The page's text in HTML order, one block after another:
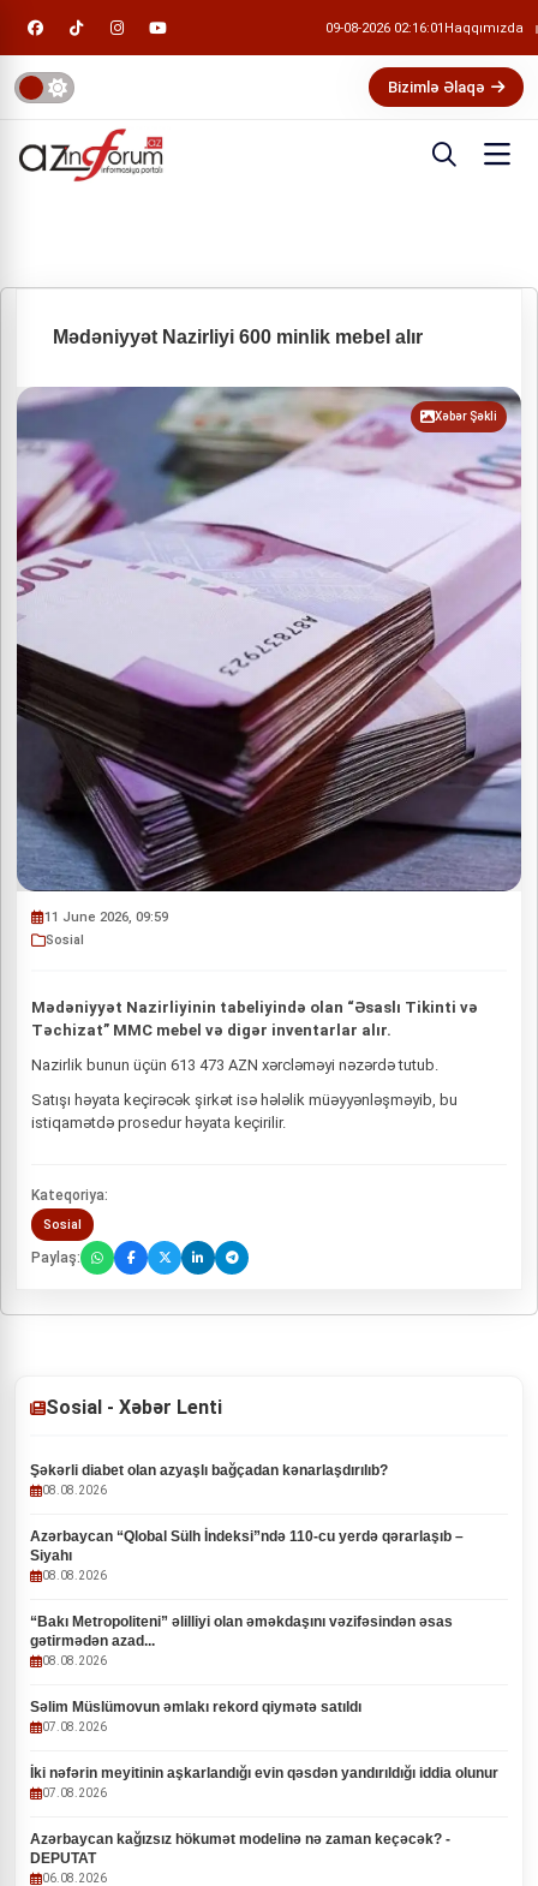
09-08-2026 02:16:01 Haqqımızda
Bizimlə Əlaqə
Mədəniyyət Nazirliyi 600 minlik mebel alır
Xəbər Şəkli
11 June 2026, 09:59
Sosial
Mədəniyyət Nazirliyinin tabeliyində olan “Əsaslı Tikinti və
Təchizat” MMC mebel və digər inventarlar alır.
Nazirlik bunun üçün 613 473 AZN xərcləməyi nəzərdə tutub.
Satışı həyata keçirəcək şirkət isə hələlik müəyyənləşməyib, bu
istiqamətdə prosedur həyata keçirilir.
Kateqoriya:
Sosial
Paylaş:
Sosial - Xəbər Lenti
Şəkərli diabet olan azyaşlı bağçadan kənarlaşdırılıb?
08.08.2026
Azərbaycan “Qlobal Sülh İndeksi”ndə 110-cu yerdə qərarlaşıb –
Siyahı
08.08.2026
“Bakı Metropoliteni” əlilliyi olan əməkdaşını vəzifəsindən əsas
gətirmədən azad...
08.08.2026
Səlim Müslümovun əmlakı rekord qiymətə satıldı
07.08.2026
İki nəfərin meyitinin aşkarlandığı evin qəsdən yandırıldığı iddia olunur
07.08.2026
Azərbaycan kağızsız hökumət modelinə nə zaman keçəcək? -
DEPUTAT
06.08.2026